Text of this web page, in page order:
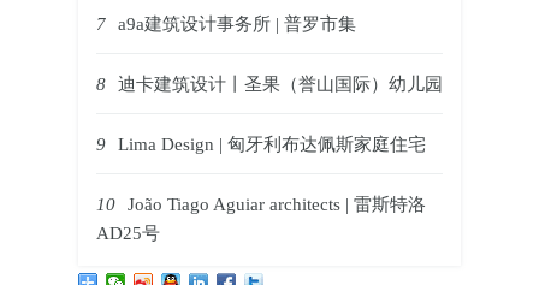
7 a9a建筑设计事务所 | 普罗市集
8 迪卡建筑设计丨圣果（誉山国际）幼儿园
9 Lima Design | 匈牙利布达佩斯家庭住宅
10
João Tiago Aguiar architects | 雷斯特洛
AD25号